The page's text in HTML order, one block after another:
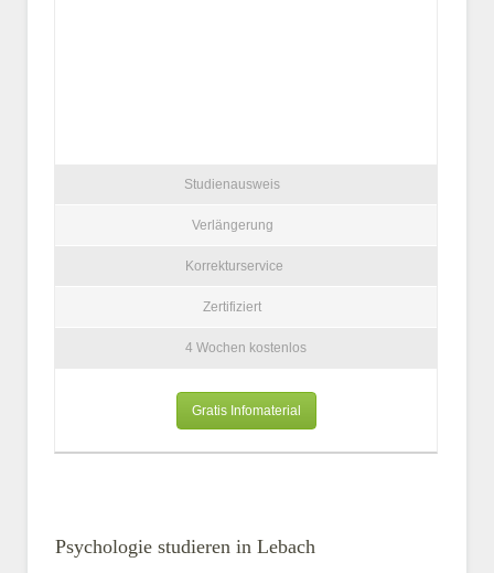
Studienausweis
Verlängerung
Korrekturservice
Zertifiziert
4 Wochen kostenlos
Gratis Infomaterial
Psychologie studieren in Lebach